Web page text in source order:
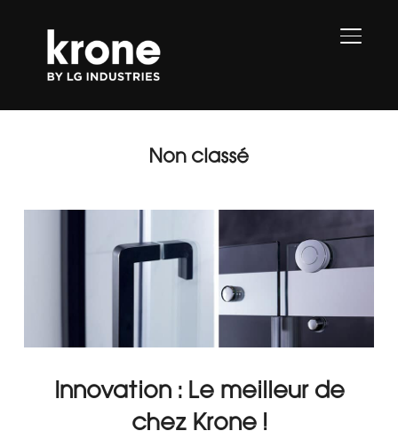
Non classé
Innovation : Le meilleur de
chez Krone !